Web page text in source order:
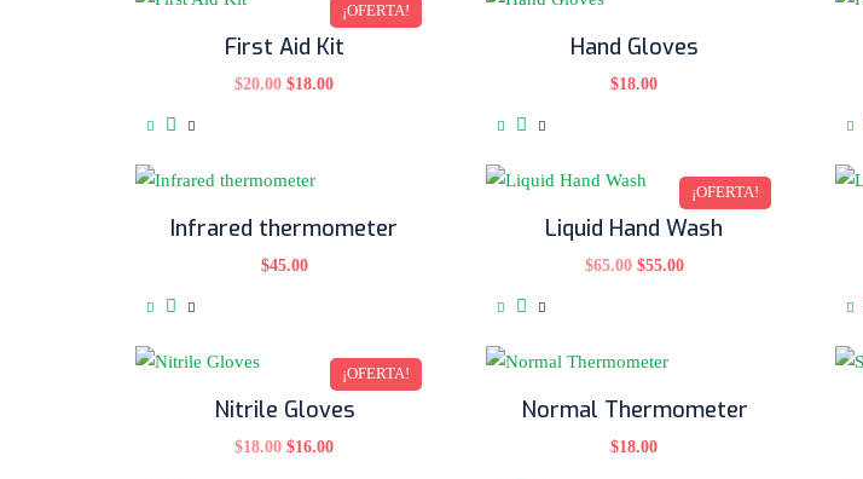
¡OFERTA!
First Aid Kit
$20.00 $18.00
Hand Gloves
$18.00
Infrared thermometer
$45.00
¡OFERTA!
Liquid Hand Wash
$65.00 $55.00
¡OFERTA!
Nitrile Gloves
$18.00 $16.00
Normal Thermometer
$18.00